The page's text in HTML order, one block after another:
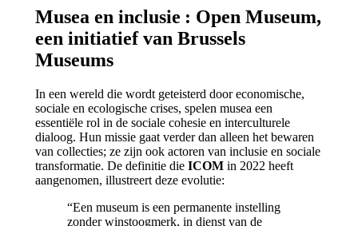
Musea en inclusie : Open Museum,
een initiatief van Brussels
Museums
In een wereld die wordt geteisterd door economische,
sociale en ecologische crises, spelen musea een
essentiële rol in de sociale cohesie en interculturele
dialoog. Hun missie gaat verder dan alleen het bewaren
van collecties; ze zijn ook actoren van inclusie en sociale
transformatie. De definitie die ICOM in 2022 heeft
aangenomen, illustreert deze evolutie:
“Een museum is een permanente instelling
zonder winstoogmerk, in dienst van de